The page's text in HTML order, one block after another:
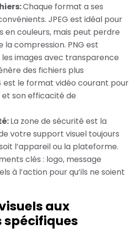
Chaque format a ses
JPEG est idéal pour
en couleurs, mais peut perdre
la compression. PNG est
images avec transparence
des fichiers plus
est le format vidéo courant pour
son efficacité de
La zone de sécurité est la
votre support visuel toujours
l’appareil ou la plateforme.
clés : logo, message
à l’action pour qu’ils ne soient
aux